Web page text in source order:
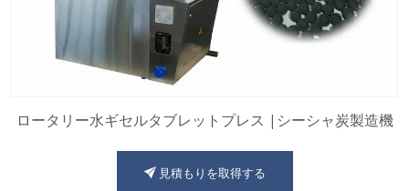
ロータリー水ギセルタブレットプレス |シーシャ炭製造機
見積もりを取得する